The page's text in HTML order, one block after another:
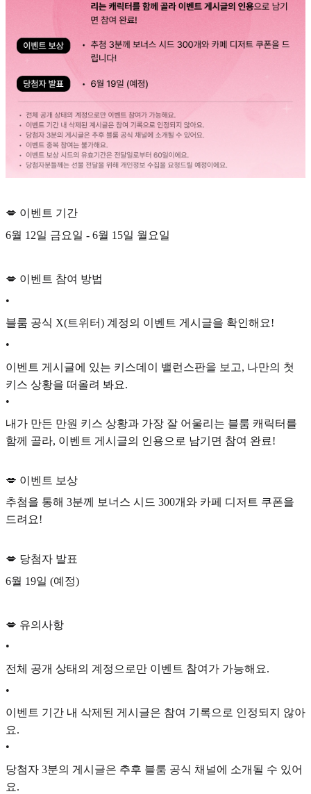
💋 이벤트 기간
6월 12일 금요일 - 6월 15일 월요일
💋 이벤트 참여 방법
•
블룸 공식 X(트위터) 계정의 이벤트 게시글을 확인해요!
•
이벤트 게시글에 있는 키스데이 밸런스판을 보고, 나만의 첫
키스 상황을 떠올려 봐요.
•
내가 만든 만원 키스 상황과 가장 잘 어울리는 블룸 캐릭터를
함께 골라, 이벤트 게시글의 인용으로 남기면 참여 완료!
💋 이벤트 보상
추첨을 통해 3분께 보너스 시드 300개와 카페 디저트 쿠폰을
드려요!
💋 당첨자 발표
6월 19일 (예정)
💋 유의사항
•
전체 공개 상태의 계정으로만 이벤트 참여가 가능해요.
•
이벤트 기간 내 삭제된 게시글은 참여 기록으로 인정되지 않아
요.
•
당첨자 3분의 게시글은 추후 블룸 공식 채널에 소개될 수 있어
요.